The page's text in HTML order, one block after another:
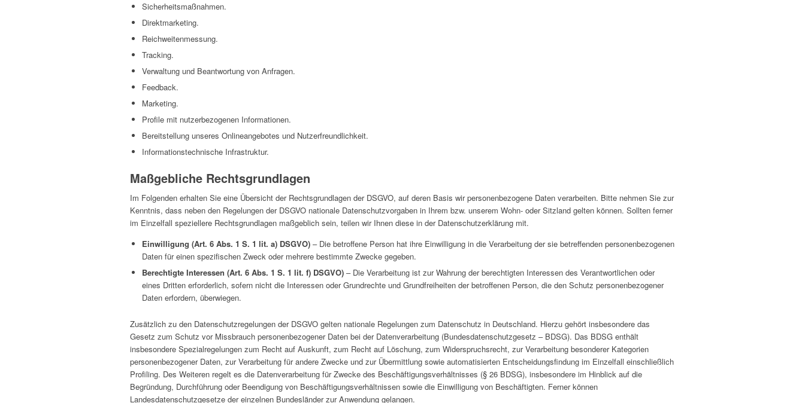
Sicherheitsmaßnahmen.
Direktmarketing.
Reichweitenmessung.
Tracking.
Verwaltung und Beantwortung von Anfragen.
Feedback.
Marketing.
Profile mit nutzerbezogenen Informationen.
Bereitstellung unseres Onlineangebotes und Nutzerfreundlichkeit.
Informationstechnische Infrastruktur.
Maßgebliche Rechtsgrundlagen
Im Folgenden erhalten Sie eine Übersicht der Rechtsgrundlagen der DSGVO, auf deren Basis wir personenbezogene Daten verarbeiten. Bitte nehmen Sie zur
Kenntnis, dass neben den Regelungen der DSGVO nationale Datenschutzvorgaben in Ihrem bzw. unserem Wohn- oder Sitzland gelten können. Sollten ferner
im Einzelfall speziellere Rechtsgrundlagen maßgeblich sein, teilen wir Ihnen diese in der Datenschutzerklärung mit.
Einwilligung (Art. 6 Abs. 1 S. 1 lit. a) DSGVO) – Die betroffene Person hat ihre Einwilligung in die Verarbeitung der sie betreffenden personenbezogenen
Daten für einen spezifischen Zweck oder mehrere bestimmte Zwecke gegeben.
Berechtigte Interessen (Art. 6 Abs. 1 S. 1 lit. f) DSGVO) – Die Verarbeitung ist zur Wahrung der berechtigten Interessen des Verantwortlichen oder
eines Dritten erforderlich, sofern nicht die Interessen oder Grundrechte und Grundfreiheiten der betroffenen Person, die den Schutz personenbezogener
Daten erfordern, überwiegen.
Zusätzlich zu den Datenschutzregelungen der DSGVO gelten nationale Regelungen zum Datenschutz in Deutschland. Hierzu gehört insbesondere das
Gesetz zum Schutz vor Missbrauch personenbezogener Daten bei der Datenverarbeitung (Bundesdatenschutzgesetz – BDSG). Das BDSG enthält
insbesondere Spezialregelungen zum Recht auf Auskunft, zum Recht auf Löschung, zum Widerspruchsrecht, zur Verarbeitung besonderer Kategorien
personenbezogener Daten, zur Verarbeitung für andere Zwecke und zur Übermittlung sowie automatisierten Entscheidungsfindung im Einzelfall einschließlich
Profiling. Des Weiteren regelt es die Datenverarbeitung für Zwecke des Beschäftigungsverhältnisses (§ 26 BDSG), insbesondere im Hinblick auf die
Begründung, Durchführung oder Beendigung von Beschäftigungsverhältnissen sowie die Einwilligung von Beschäftigten. Ferner können
Landesdatenschutzgesetze der einzelnen Bundesländer zur Anwendung gelangen.